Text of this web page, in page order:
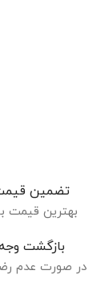
تضمین
بهترین قیمت
بازگشت وجه
در صورت عدم